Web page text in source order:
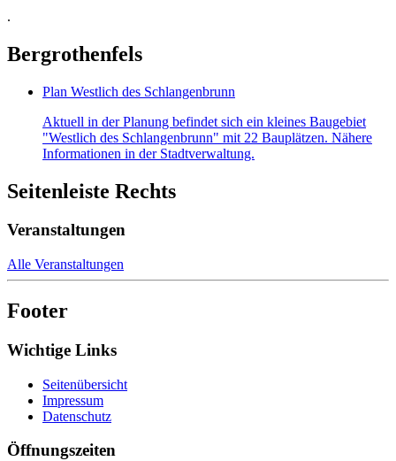
.
Bergrothenfels
Plan Westlich des Schlangenbrunn
Aktuell in der Planung befindet sich ein kleines Baugebiet
"Westlich des Schlangenbrunn" mit 22 Bauplätzen. Nähere
Informationen in der Stadtverwaltung.
Seitenleiste Rechts
Veranstaltungen
Alle Veranstaltungen
Footer
Wichtige Links
Seitenübersicht
Impressum
Datenschutz
Öffnungszeiten